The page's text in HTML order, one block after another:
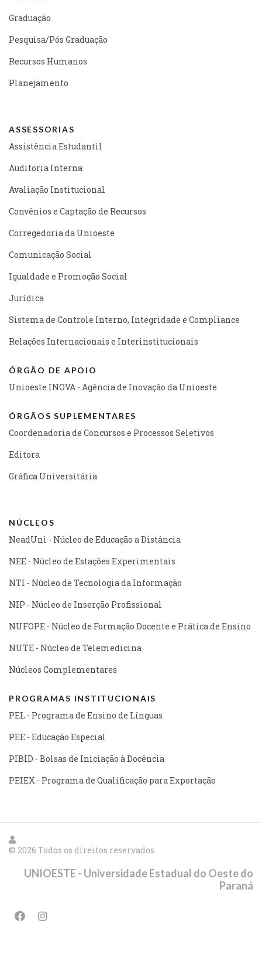
Graduação
Pesquisa/Pós Graduação
Recursos Humanos
Planejamento
ASSESSORIAS
Assistência Estudantil
Auditoria Interna
Avaliação Institucional
Convênios e Captação de Recursos
Corregedoria da Unioeste
Comunicação Social
Igualdade e Promoção Social
Jurídica
Sistema de Controle Interno, Integridade e Compliance
Relações Internacionais e Interinstitucionais
ÓRGÃO DE APOIO
Unioeste INOVA - Agência de Inovação da Unioeste
ÓRGÃOS SUPLEMENTARES
Coordenadoria de Concursos e Processos Seletivos
Editora
Gráfica Universitária
NÚCLEOS
NeadUni - Núcleo de Educação a Distância
NEE - Núcleo de Estações Experimentais
NTI - Núcleo de Tecnologia da Informação
NIP - Núcleo de Inserção Profissional
NUFOPE - Núcleo de Formação Docente e Prática de Ensino
NUTE - Núcleo de Telemedicina
Núcleos Complementares
PROGRAMAS INSTITUCIONAIS
PEL - Programa de Ensino de Línguas
PEE - Educação Especial
PIBID - Bolsas de Iniciação à Docência
PEIEX - Programa de Qualificação para Exportação
© 2026 Todos os direitos reservados.
UNIOESTE - Universidade Estadual do Oeste do
Paraná